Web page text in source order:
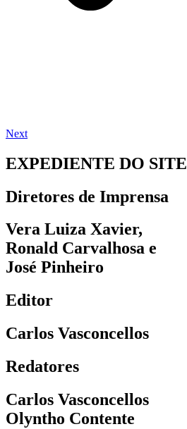
Next
EXPEDIENTE DO SITE
Diretores de Imprensa
Vera Luiza Xavier,
Ronald Carvalhosa e
José Pinheiro
Editor
Carlos Vasconcellos
Redatores
Carlos Vasconcellos
Olyntho Contente